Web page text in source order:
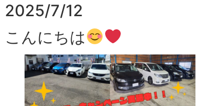
2025/7/12
こんにちは